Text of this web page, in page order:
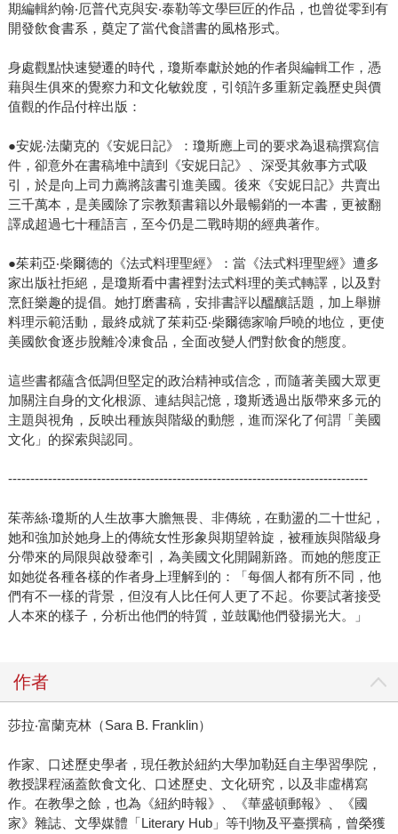
期編輯約翰‧厄普代克與安‧泰勒等文學巨匠的作品，也曾從零到有
開發飲食書系，奠定了當代食譜書的風格形式。
身處觀點快速變遷的時代，瓊斯奉獻於她的作者與編輯工作，憑
藉與生俱來的覺察力和文化敏銳度，引領許多重新定義歷史與價
值觀的作品付梓出版：
●安妮‧法蘭克的《安妮日記》：瓊斯應上司的要求為退稿撰寫信
件，卻意外在書稿堆中讀到《安妮日記》、深受其敘事方式吸
引，於是向上司力薦將該書引進美國。後來《安妮日記》共賣出
三千萬本，是美國除了宗教類書籍以外最暢銷的一本書，更被翻
譯成超過七十種語言，至今仍是二戰時期的經典著作。
●茱莉亞‧柴爾德的《法式料理聖經》：當《法式料理聖經》遭多
家出版社拒絕，是瓊斯看中書裡對法式料理的美式轉譯，以及對
烹飪樂趣的提倡。她打磨書稿，安排書評以醞釀話題，加上舉辦
料理示範活動，最終成就了茱莉亞‧柴爾德家喻戶曉的地位，更使
美國飲食逐步脫離冷凍食品，全面改變人們對飲食的態度。
這些書都蘊含低調但堅定的政治精神或信念，而隨著美國大眾更
加關注自身的文化根源、連結與記憶，瓊斯透過出版帶來多元的
主題與視角，反映出種族與階級的動態，進而深化了何謂「美國
文化」的探索與認同。
---------------------------------------------------------------------------------
茱蒂絲‧瓊斯的人生故事大膽無畏、非傳統，在動盪的二十世紀，
她和強加於她身上的傳統女性形象與期望斡旋，被種族與階級身
分帶來的局限與啟發牽引，為美國文化開闢新路。而她的態度正
如她從各種各樣的作者身上理解到的：「每個人都有所不同，他
們有不一樣的背景，但沒有人比任何人更了不起。你要試著接受
人本來的樣子，分析出他們的特質，並鼓勵他們發揚光大。」
作者
莎拉‧富蘭克林（Sara B. Franklin）
作家、口述歷史學者，現任教於紐約大學加勒廷自主學習學院，
教授課程涵蓋飲食文化、口述歷史、文化研究，以及非虛構寫
作。在教學之餘，也為《紐約時報》、《華盛頓郵報》、《國
家》雜誌、文學媒體「Literary Hub」等刊物及平臺撰稿，曾榮獲